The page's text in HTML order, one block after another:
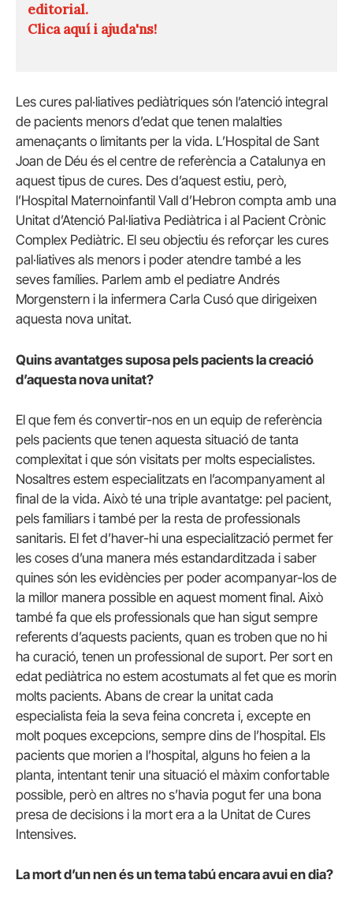
editorial.
Clica aquí i ajuda'ns!
Les cures pal·liatives pediàtriques són l’atenció integral
de pacients menors d’edat que tenen malalties
amenaçants o limitants per la vida. L’Hospital de Sant
Joan de Déu és el centre de referència a Catalunya en
aquest tipus de cures. Des d’aquest estiu, però,
l’Hospital Maternoinfantil Vall d’Hebron compta amb una
Unitat d’Atenció Pal·liativa Pediàtrica i al Pacient Crònic
Complex Pediàtric. El seu objectiu és reforçar les cures
pal·liatives als menors i poder atendre també a les
seves famílies. Parlem amb el pediatre Andrés
Morgenstern i la infermera Carla Cusó que dirigeixen
aquesta nova unitat.
Quins avantatges suposa pels pacients la creació
d’aquesta nova unitat?
El que fem és convertir-nos en un equip de referència
pels pacients que tenen aquesta situació de tanta
complexitat i que són visitats per molts especialistes.
Nosaltres estem especialitzats en l’acompanyament al
final de la vida. Això té una triple avantatge: pel pacient,
pels familiars i també per la resta de professionals
sanitaris. El fet d’haver-hi una especialització permet fer
les coses d’una manera més estandarditzada i saber
quines són les evidències per poder acompanyar-los de
la millor manera possible en aquest moment final. Això
també fa que els professionals que han sigut sempre
referents d’aquests pacients, quan es troben que no hi
ha curació, tenen un professional de suport. Per sort en
edat pediàtrica no estem acostumats al fet que es morin
molts pacients. Abans de crear la unitat cada
especialista feia la seva feina concreta i, excepte en
molt poques excepcions, sempre dins de l’hospital. Els
pacients que morien a l’hospital, alguns ho feien a la
planta, intentant tenir una situació el màxim confortable
possible, però en altres no s’havia pogut fer una bona
presa de decisions i la mort era a la Unitat de Cures
Intensives.
La mort d’un nen és un tema tabú encara avui en dia?